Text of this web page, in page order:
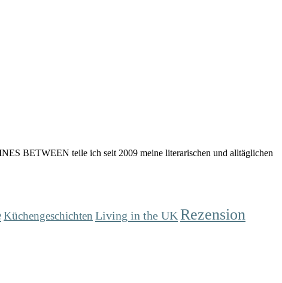
BETWEEN teile ich seit 2009 meine literarischen und alltäglichen
Küchengeschichten Living in the UK Rezension